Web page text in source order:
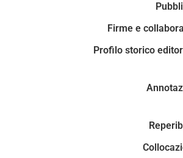
Firme e
Profilo storico